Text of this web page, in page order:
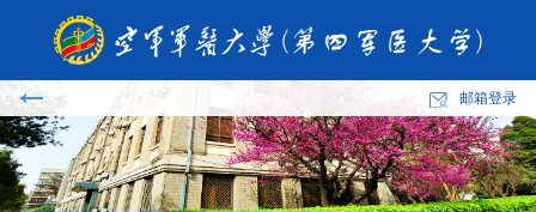
邮箱登录